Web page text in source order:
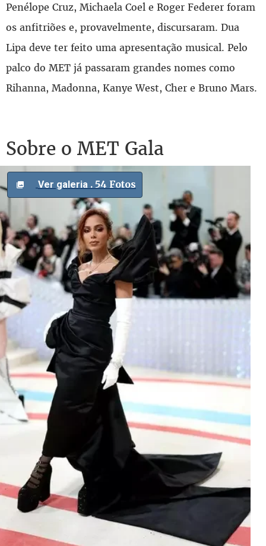
Penélope Cruz, Michaela Coel e Roger Federer foram
os anfitriões e, provavelmente, discursaram. Dua
Lipa deve ter feito uma apresentação musical. Pelo
palco do MET já passaram grandes nomes como
Rihanna, Madonna, Kanye West, Cher e Bruno Mars.
Sobre o MET Gala
Ver galeria . 54 Fotos